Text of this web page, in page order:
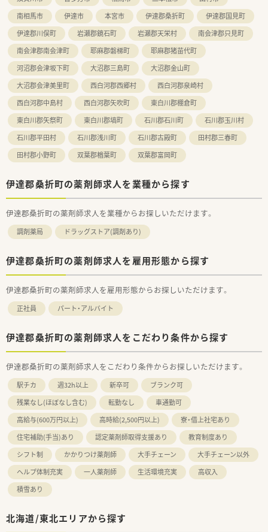
南相馬市
伊達市 本宮市 伊達郡桑折町
伊達郡国見町
伊達郡川俣町
岩瀬郡鏡石町 岩瀬郡天栄村
南会津郡只見町
南会津郡南会津町
耶麻郡磐梯町
耶麻郡猪苗代町
河沼郡会津坂下町
大沼郡三島町
大沼郡金山町
大沼郡会津美里町
西白河郡西郷村
西白河郡泉崎村
西白河郡中島村
西白河郡矢吹町
東白川郡棚倉町
東白川郡矢祭町
東白川郡塙町 石川郡石川町
石川郡玉川村
石川郡平田村
石川郡浅川町 石川郡古殿町
田村郡三春町
田村郡小野町
双葉郡楢葉町 双葉郡富岡町
伊達郡桑折町の薬剤師求人を業種から探す
伊達郡桑折町の薬剤師求人を業種からお探しいただけます。
調剤薬局 ドラッグストア(調剤あり)
伊達郡桑折町の薬剤師求人を雇用形態から探す
伊達郡桑折町の薬剤師求人を雇用形態からお探しいただけます。
正社員 パート・アルバイト
伊達郡桑折町の薬剤師求人をこだわり条件から探す
伊達郡桑折町の薬剤師求人をこだわり条件からお探しいただけます。
駅チカ 週32h以上 新卒可
ブランク可
残業なし(ほぼなし含む)
転勤なし
車通勤可
高給与(600万円以上)
高時給(2,500円以上)
寮・借上社宅あり
住宅補助(手当)あり
認定薬剤師取得支援あり
教育制度あり
シフト制
かかりつけ薬剤師 大手チェーン
大手チェーン以外
ヘルプ体制充実
一人薬剤師 生活環境充実
高収入
積雪あり
北海道/東北エリアから探す